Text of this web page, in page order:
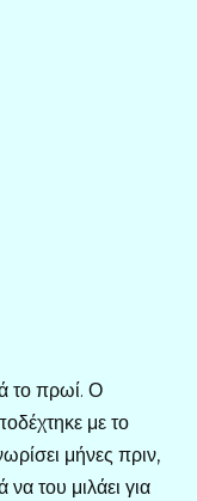
το πρωί. Ο
με το
μήνες πριν,
να του μιλάει για